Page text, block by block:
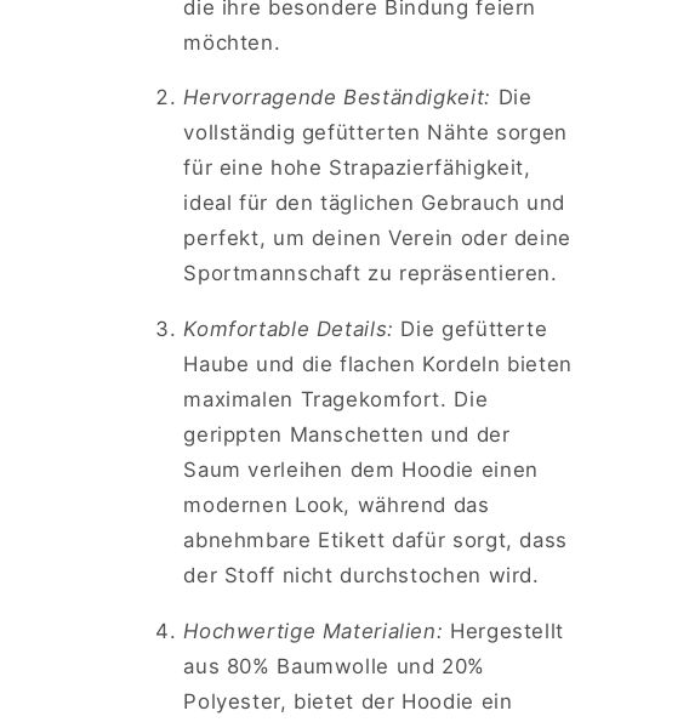
die ihre besondere Bindung feiern
möchten.
Hervorragende Beständigkeit: Die
vollständig gefütterten Nähte sorgen
für eine hohe Strapazierfähigkeit,
ideal für den täglichen Gebrauch und
perfekt, um deinen Verein oder deine
Sportmannschaft zu repräsentieren.
Komfortable Details: Die gefütterte
Haube und die flachen Kordeln bieten
maximalen Tragekomfort. Die
gerippten Manschetten und der
Saum verleihen dem Hoodie einen
modernen Look, während das
abnehmbare Etikett dafür sorgt, dass
der Stoff nicht durchstochen wird.
Hochwertige Materialien: Hergestellt
aus 80% Baumwolle und 20%
Polyester, bietet der Hoodie ein